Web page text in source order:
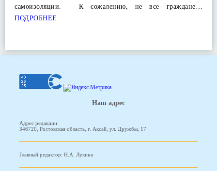
самоизоляции. – К сожалению, не все граждане…
ПОДРОБНЕЕ
Наш адрес
Адрес редакции:
346720, Ростовская область, г. Аксай, ул. Дружбы, 17
Главный редактор: Н.А. Лукина